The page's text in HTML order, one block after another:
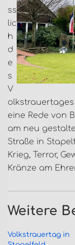
ss
lic
h
d
e
s
V
eine Rede von
am neu
Straße in
Krieg, Terror,
Kränze am
Weitere
Volkstrauertag in